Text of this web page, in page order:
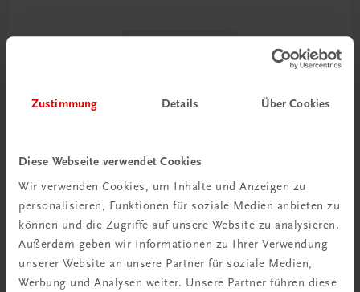
Zustimmung Details Über Cookies
Diese Webseite verwendet Cookies
Wir verwenden Cookies, um Inhalte und Anzeigen zu
personalisieren, Funktionen für soziale Medien anbieten zu
können und die Zugriffe auf unsere Website zu analysieren.
Außerdem geben wir Informationen zu Ihrer Verwendung
unserer Website an unsere Partner für soziale Medien,
Werbung und Analysen weiter. Unsere Partner führen diese